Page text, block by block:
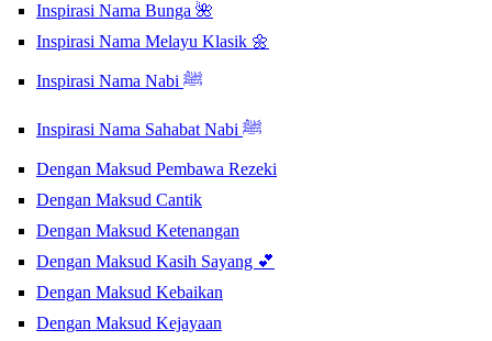
Inspirasi Nama Bunga 🌺
Inspirasi Nama Melayu Klasik 🌼
Inspirasi Nama Nabi ﷺ
Inspirasi Nama Sahabat Nabi ﷺ
Dengan Maksud Pembawa Rezeki
Dengan Maksud Cantik
Dengan Maksud Ketenangan
Dengan Maksud Kasih Sayang 💕
Dengan Maksud Kebaikan
Dengan Maksud Kejayaan